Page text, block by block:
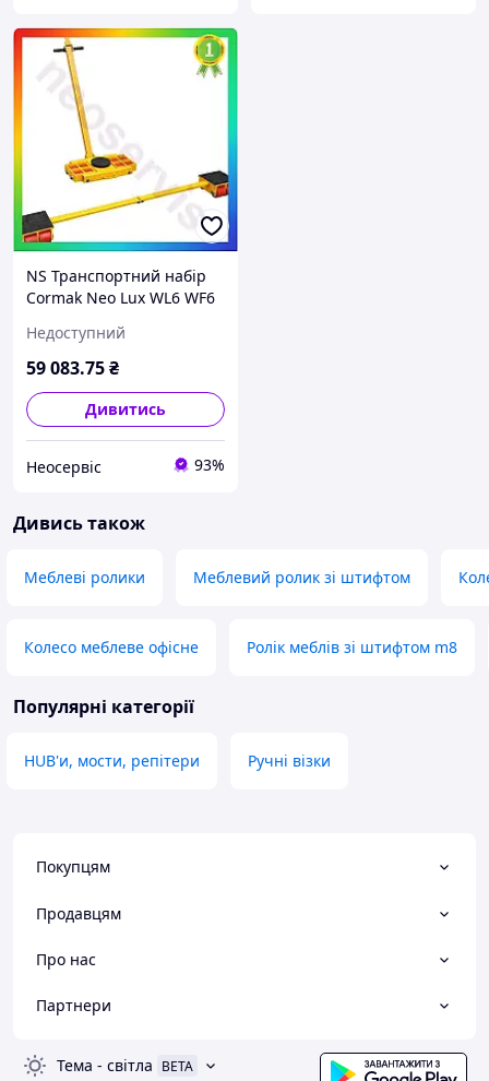
NS Транспортний набір
Cormak Neo Lux WL6 WF6
вантажів з
вантажопідйомністю 12
Недоступний
59 083.75₴
Дивитись
Неосервіс 93%
Дивись також
Меблеві ролики Меблевий ролик зі штифтом
Колесо меблеве офісне Ролік меблів зі штифтом m8
Популярні категорії
HUB'и, мости, репітери Ручні візки
Покупцям
Продавцям
Про нас
Партнери
Тема - світла BETA